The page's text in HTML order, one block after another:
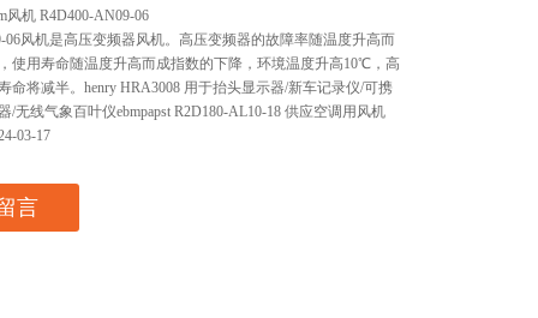
风机 R4D400-AN09-06
06风机是高压变频器风机。高压变频器的故障率随温度升高而
使用寿命随温度升高而成指数的下降，环境温度升高10℃，高
命将减半。henry HRA3008 用于抬头显示器/新车记录仪/可携
/无线气象百叶仪ebmpapst R2D180-AL10-18 供应空调用风机
03-17
言